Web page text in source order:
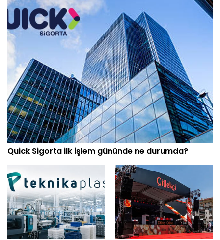
Quick Sigorta ilk işlem gününde ne durumda?